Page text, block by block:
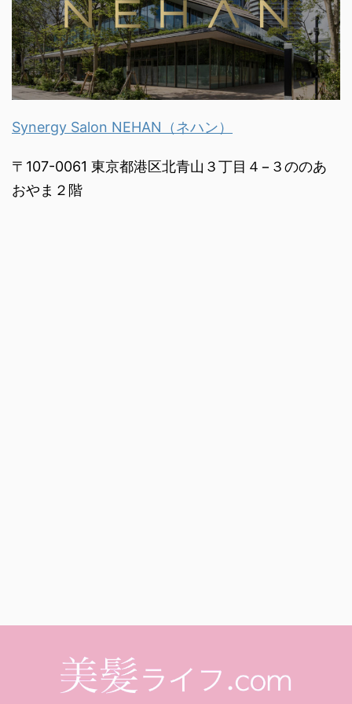
Synergy Salon NEHAN（ネハン）
〒107-0061 東京都港区北青山３丁目４−３ののあ
おやま２階